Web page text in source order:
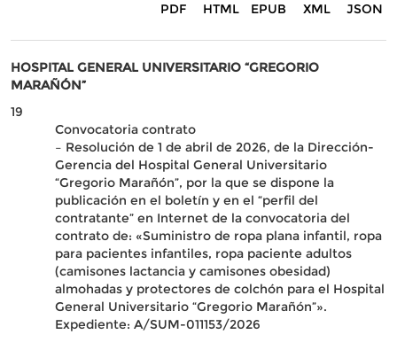
PDF HTML EPUB XML JSON
HOSPITAL GENERAL UNIVERSITARIO “GREGORIO
MARAÑÓN”
19
Convocatoria contrato
– Resolución de 1 de abril de 2026, de la Dirección-
Gerencia del Hospital General Universitario
“Gregorio Marañón”, por la que se dispone la
publicación en el boletín y en el “perfil del
contratante” en Internet de la convocatoria del
contrato de: «Suministro de ropa plana infantil, ropa
para pacientes infantiles, ropa paciente adultos
(camisones lactancia y camisones obesidad)
almohadas y protectores de colchón para el Hospital
General Universitario “Gregorio Marañón”».
Expediente: A/SUM-011153/2026